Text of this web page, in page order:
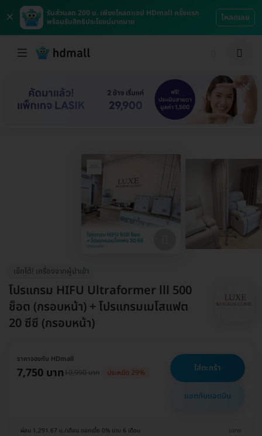
×
รับส่วนลด 200 บ. เพียงโหลดแอป HDmall ครั้งแรก
พร้อมรับสิทธิประโยชน์มากมาย
โหลดเลย
เช็กได้! เครื่องจากผู้นำเข้า
โปรแกรม HIFU Ultraformer lll 500
ช็อต (กรอบหน้า) + โปรแกรมเมโสแฟต
20 ซีซี (กรอบหน้า)
ราคาจองกับ HDmall
7,750 บาท10,990 บาท ประหยัด 29% ใส่ตะกร้า
แชทกับแอดมิน
ผ่อน 1,291.67 บ./เดือน ดอกเบี้ย 0% นาน 6 เดือน ขยาย